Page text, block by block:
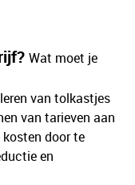
Wat moet je
van tolkastjes
van tarieven aan
kosten door te
en